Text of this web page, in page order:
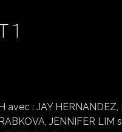
1
avec : JAY
JENNIFER